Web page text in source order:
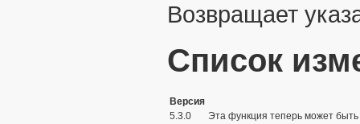
Возвращает
Список
Версия
5.3.0
Эта функция теперь может быть